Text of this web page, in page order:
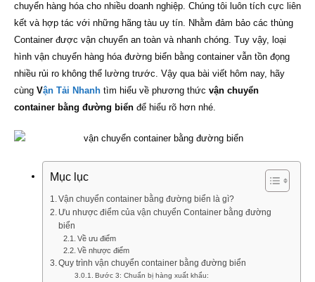
chuyển hàng hóa cho nhiều doanh nghiệp. Chúng tôi luôn tích cực liên
kết và hợp tác với những hãng tàu uy tín. Nhằm đảm bảo các thùng
Container được vận chuyển an toàn và nhanh chóng. Tuy vậy, loại
hình vận chuyển hàng hóa đường biển bằng container vẫn tồn đọng
nhiều rủi ro không thể lường trước. Vậy qua bài viết hôm nay, hãy
cùng Vận Tải Nhanh tìm hiểu về phương thức vận chuyển
container bằng đường biển để hiểu rõ hơn nhé.
Mục lục
Vận chuyển container bằng đường biển là gì?
Ưu nhược điểm của vận chuyển Container bằng đường
biển
Về ưu điểm
Về nhược điểm
Quy trình vận chuyển container bằng đường biển
Bước 3: Chuẩn bị hàng xuất khẩu: